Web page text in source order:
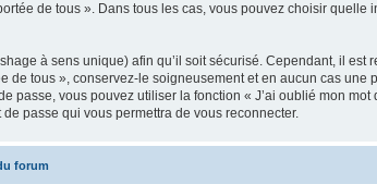
de tous ». Dans tous les cas, vous pouvez choisir
à sens unique) afin qu’il soit sécurisé. Cependant, il
de tous », conservez-le soigneusement et en aucun cas
passe, vous pouvez utiliser la fonction « J’ai oublié mon
passe qui vous permettra de vous reconnecter.
forum